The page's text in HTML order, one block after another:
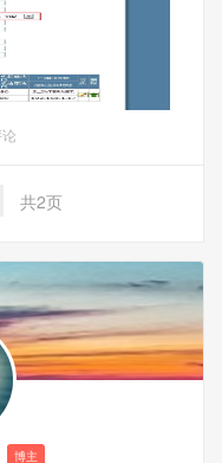
编号获取到超级密
，还要买转接线，不建
（不需要拆机，
问局域网内的电脑
外网访问局域网内的
器，就可以直接访问
共2页
博主